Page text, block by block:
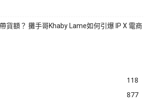
貨額？ 攤手哥Khaby Lame如何引爆 IP X 電商
118
877